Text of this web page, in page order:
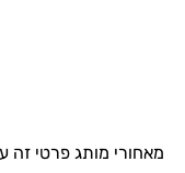
מאחורי מותג פרטי זה